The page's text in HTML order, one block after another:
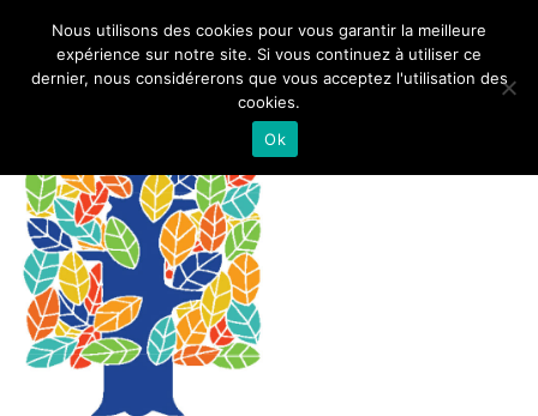
Navigation
Nous utilisons des cookies pour vous garantir la meilleure
expérience sur notre site. Si vous continuez à utiliser ce
dernier, nous considérerons que vous acceptez l'utilisation des
cookies.
Ok